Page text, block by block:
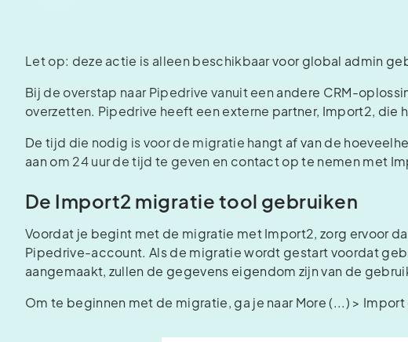
Let op: deze actie is alleen beschikbaar voor global admin
Bij de overstap naar Pipedrive vanuit een andere CRM-
overzetten. Pipedrive heeft een externe partner, Import2, die
De tijd die nodig is voor de migratie hangt af van de
aan om 24 uur de tijd te geven en contact op te nemen met
De Import2 migratie tool gebruiken
Voordat je begint met de migratie met Import2, zorg ervoor
Pipedrive-account. Als de migratie wordt gestart voordat
aangemaakt, zullen de gegevens eigendom zijn van de
Om te beginnen met de migratie, ga je naar More (...) >